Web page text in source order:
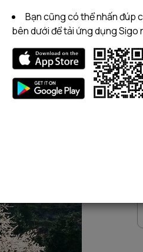
mẻ, dễ chịu hơn và có
điều nên lưu ý khi đến
Bạn cũng có thể nhấn đúp
bên dưới để tải ứng dụng Sigo